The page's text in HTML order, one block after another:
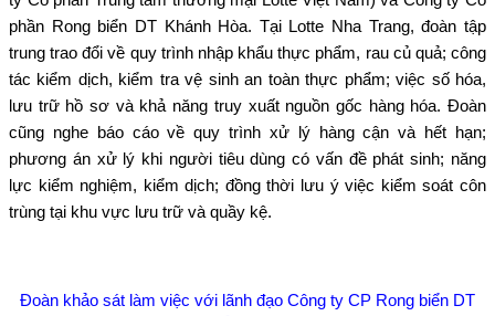
phần Rong biển DT Khánh Hòa. Tại Lotte Nha Trang, đoàn tập
trung trao đổi về quy trình nhập khẩu thực phẩm, rau củ quả; công
tác kiểm dịch, kiểm tra vệ sinh an toàn thực phẩm; việc số hóa,
lưu trữ hồ sơ và khả năng truy xuất nguồn gốc hàng hóa. Đoàn
cũng nghe báo cáo về quy trình xử lý hàng cận và hết hạn;
phương án xử lý khi người tiêu dùng có vấn đề phát sinh; năng
lực kiểm nghiệm, kiểm dịch; đồng thời lưu ý việc kiểm soát côn
trùng tại khu vực lưu trữ và quầy kệ.
Đoàn khảo sát làm việc với lãnh đạo Công ty CP Rong biển DT